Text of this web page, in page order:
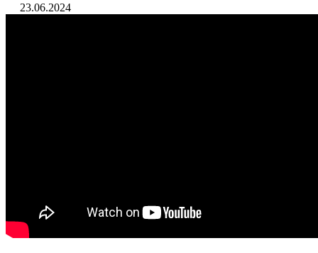
23.06.2024